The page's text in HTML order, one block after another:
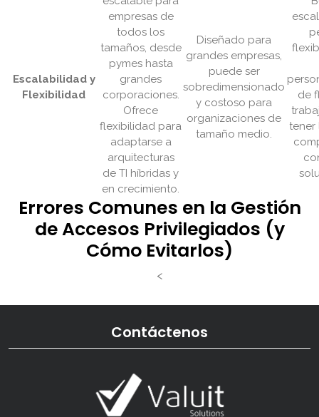
Escalabilidad y
Flexibilidad
empresas de
todos los
tamaños, desde
pymes hasta
grandes
corporaciones.
Ofrece
flexibilidad para
adaptarse a
arquitecturas
de TI híbridas y
en crecimiento.
Diseñado para
grandes empresas,
puede ser
sobredimensionado
y costoso para
organizaciones de
tamaño medio.
de
tener
Errores Comunes en la Gestión
de Accesos Privilegiados (y
Cómo Evitarlos)
<
Contáctenos